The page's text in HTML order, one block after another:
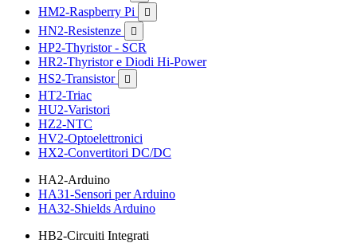
HM2-Raspberry Pi 
HN2-Resistenze 
HP2-Thyristor - SCR
HR2-Thyristor e Diodi Hi-Power
HS2-Transistor

HT2-Triac
HU2-Varistori
HZ2-NTC
HV2-Optoelettronici
HX2-Convertitori DC/DC
HA2-Arduino
HA31-Sensori per Arduino
HA32-Shields Arduino
HB2-Circuiti Integrati